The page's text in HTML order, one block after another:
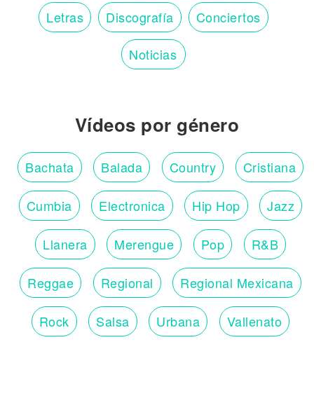
Letras Discografía Conciertos
Noticias
Vídeos por género
Bachata Balada Country Cristiana
Cumbia Electronica Hip Hop Jazz
Llanera Merengue Pop R&B
Reggae Regional Regional Mexicana
Rock Salsa Urbana Vallenato